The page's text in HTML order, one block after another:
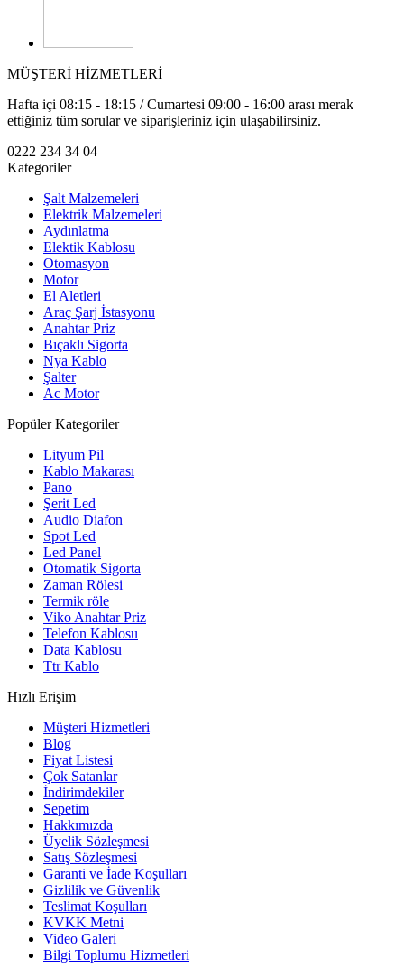
MÜŞTERİ HİZMETLERİ
Hafta içi 08:15 - 18:15 / Cumartesi 09:00 - 16:00 arası merak
ettiğiniz tüm sorular ve siparişleriniz için ulaşabilirsiniz.
0222 234 34 04
Kategoriler
Şalt Malzemeleri
Elektrik Malzemeleri
Aydınlatma
Elektik Kablosu
Otomasyon
Motor
El Aletleri
Araç Şarj İstasyonu
Anahtar Priz
Bıçaklı Sigorta
Nya Kablo
Şalter
Ac Motor
Popüler Kategoriler
Lityum Pil
Kablo Makarası
Pano
Şerit Led
Audio Diafon
Spot Led
Led Panel
Otomatik Sigorta
Zaman Rölesi
Termik röle
Viko Anahtar Priz
Telefon Kablosu
Data Kablosu
Ttr Kablo
Hızlı Erişim
Müşteri Hizmetleri
Blog
Fiyat Listesi
Çok Satanlar
İndirimdekiler
Sepetim
Hakkımızda
Üyelik Sözleşmesi
Satış Sözleşmesi
Garanti ve İade Koşulları
Gizlilik ve Güvenlik
Teslimat Koşulları
KVKK Metni
Video Galeri
Bilgi Toplumu Hizmetleri